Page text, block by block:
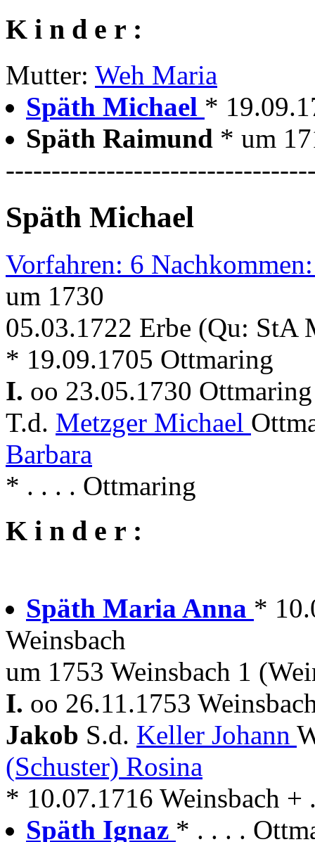
K i n d e r :
Mutter: Weh Maria
Späth Michael *
Späth Raimund * um
Späth Michael
Vorfahren: 6
um 1730
05.03.1722 Erbe (Qu: StA
* 19.09.1705 Ottmaring
I. oo 23.05.1730
T.d. Metzger Michael
Barbara
* . . . . Ottmaring
K i n d e r :
Späth Maria Anna *
Weinsbach
um 1753 Weinsbach 1
I. oo 26.11.1753
Jakob S.d. Keller Johann
(Schuster) Rosina
* 10.07.1716 Weinsbach +
Späth Ignaz * . . . .